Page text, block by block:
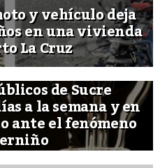
y vehículo deja
en una vivienda
La Cruz
de Sucre
a la semana y en
ante el fenómeno